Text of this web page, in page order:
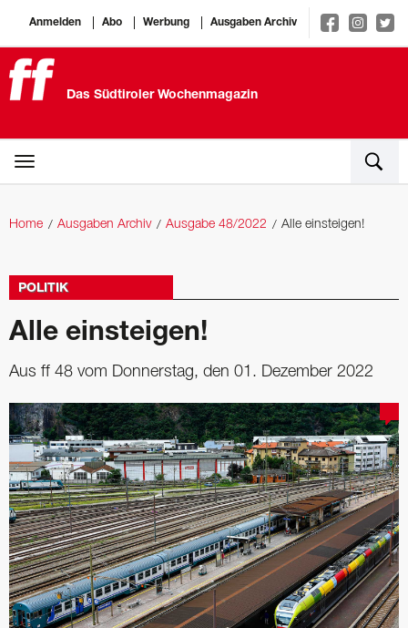
Anmelden Abo Werbung Ausgaben Archiv
Das Südtiroler Wochenmagazin
Home Ausgaben Archiv Ausgabe 48/2022 Alle einsteigen!
POLITIK
Alle einsteigen!
Aus ff 48 vom Donnerstag, den 01. Dezember 2022